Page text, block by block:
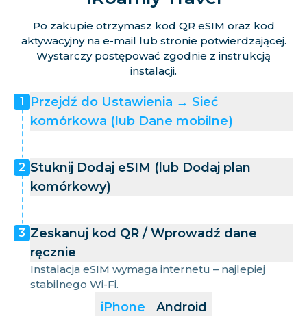
Po zakupie otrzymasz kod QR eSIM oraz kod
aktywacyjny na e-mail lub stronie potwierdzającej.
Wystarczy postępować zgodnie z instrukcją
instalacji.
iPhone Android
1
Przejdź do Ustawienia → Sieć
komórkowa (lub Dane mobilne)
2 Stuknij Dodaj eSIM (lub Dodaj plan
komórkowy)
3 Zeskanuj kod QR / Wprowadź dane
ręcznie
Instalacja eSIM wymaga internetu – najlepiej
stabilnego Wi-Fi.